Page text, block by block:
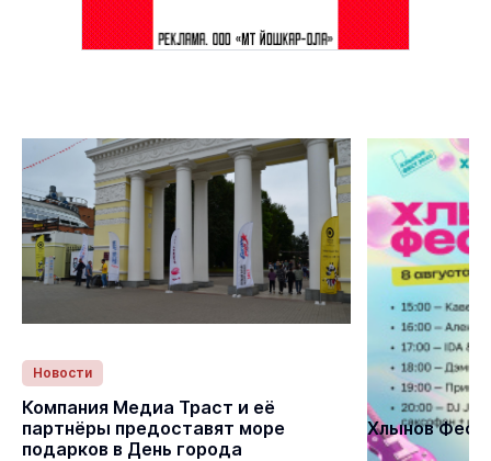
Новости
Компания Медиа Траст и её
партнёры предоставят море
подарков в День города
Статьи
Хлынов Фест